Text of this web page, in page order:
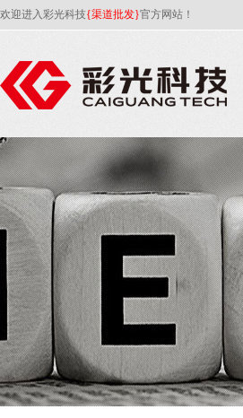
欢迎进入彩光科技{渠道批发}官方网站！